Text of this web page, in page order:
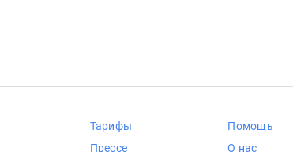
Тарифы
Прессе
Помощь
О нас